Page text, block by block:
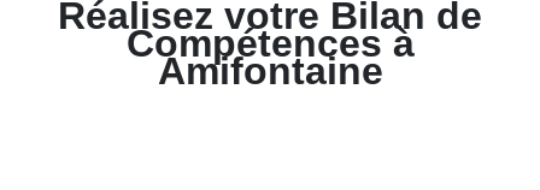
Réalisez votre Bilan de
Compétences à
Amifontaine